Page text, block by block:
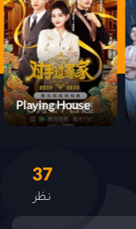
Playing House
37
نظر